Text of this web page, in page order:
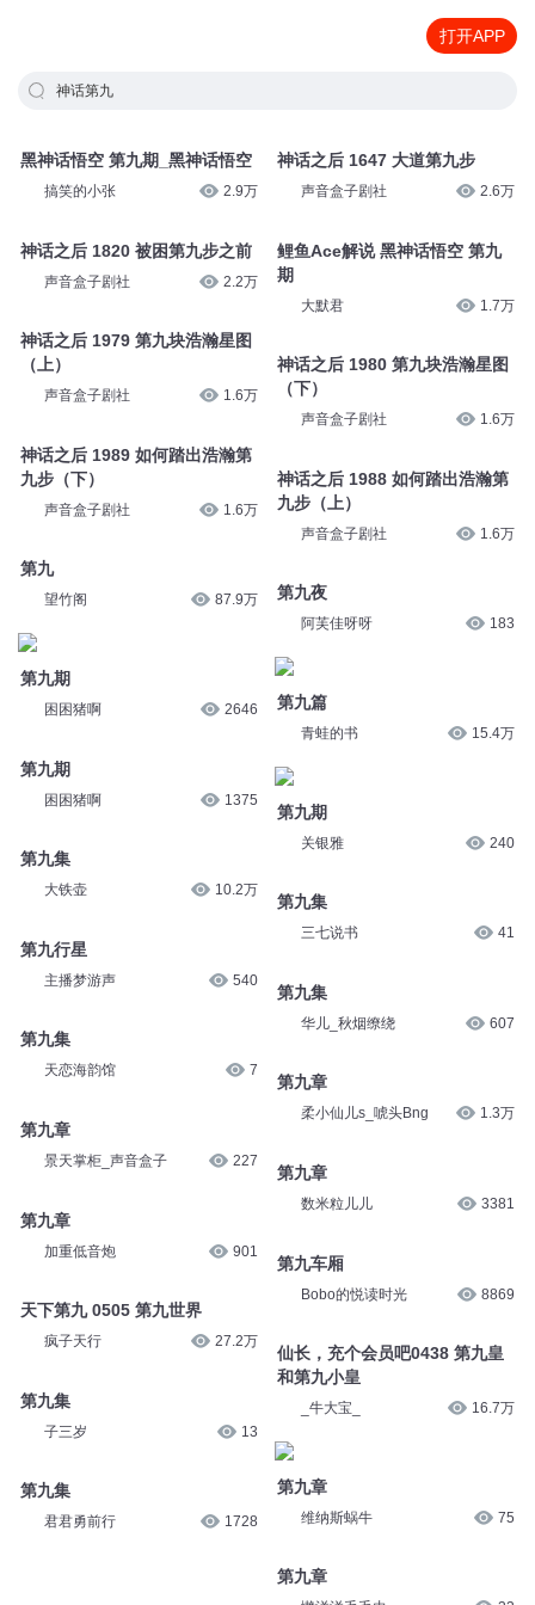
打开APP
神话第九
黑神话悟空 第九期_黑神话悟空
搞笑的小张 2.9万
神话之后 1820 被困第九步之前
声音盒子剧社 2.2万
神话之后 1979 第九块浩瀚星图
（上）
声音盒子剧社 1.6万
神话之后 1989 如何踏出浩瀚第
九步（下）
声音盒子剧社 1.6万
第九
望竹阁 87.9万
第九期
困困猪啊 2646
第九期
困困猪啊 1375
第九集
大铁壶 10.2万
第九行星
主播梦游声 540
第九集
天恋海韵馆 7
第九章
景天掌柜_声音盒子 227
第九章
加重低音炮 901
天下第九 0505 第九世界
疯子天行 27.2万
第九集
子三岁 13
第九集
君君勇前行 1728
神话之后 1647 大道第九步
声音盒子剧社 2.6万
鲤鱼Ace解说 黑神话悟空 第九
期
大默君 1.7万
神话之后 1980 第九块浩瀚星图
（下）
声音盒子剧社 1.6万
神话之后 1988 如何踏出浩瀚第
九步（上）
声音盒子剧社 1.6万
第九夜
阿芙佳呀呀 183
第九篇
青蛙的书 15.4万
第九期
关银雅 240
第九集
三七说书 41
第九集
华儿_秋烟缭绕 607
第九章
柔小仙儿s_唬头Bng 1.3万
第九章
数米粒儿儿 3381
第九车厢
Bobo的悦读时光 8869
仙长，充个会员吧0438 第九皇
和第九小皇
_牛大宝_ 16.7万
第九章
维纳斯蜗牛 75
第九章